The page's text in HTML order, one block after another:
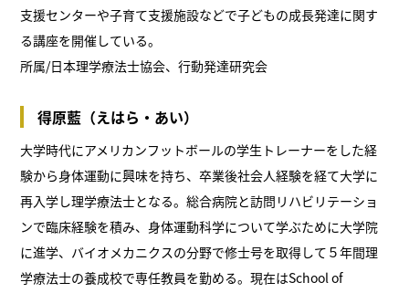
支援センターや子育て支援施設などで子どもの成長発達に関す
る講座を開催している。
所属/日本理学療法士協会、行動発達研究会
得原藍（えはら・あい）
大学時代にアメリカンフットボールの学生トレーナーをした経
験から身体運動に興味を持ち、卒業後社会人経験を経て大学に
再入学し理学療法士となる。総合病院と訪問リハビリテーショ
ンで臨床経験を積み、身体運動科学について学ぶために大学院
に進学、バイオメカニクスの分野で修士号を取得して５年間理
学療法士の養成校で専任教員を勤める。現在はSchool of